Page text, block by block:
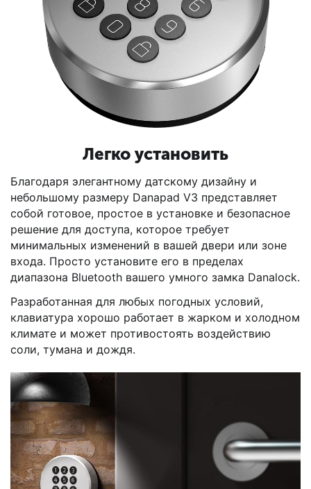
Легко установить
Благодаря элегантному датскому дизайну и
небольшому размеру Danapad V3 представляет
собой готовое, простое в установке и безопасное
решение для доступа, которое требует
минимальных изменений в вашей двери или зоне
входа. Просто установите его в пределах
диапазона Bluetooth вашего умного замка Danalock.
Разработанная для любых погодных условий,
клавиатура хорошо работает в жарком и холодном
климате и может противостоять воздействию
соли, тумана и дождя.